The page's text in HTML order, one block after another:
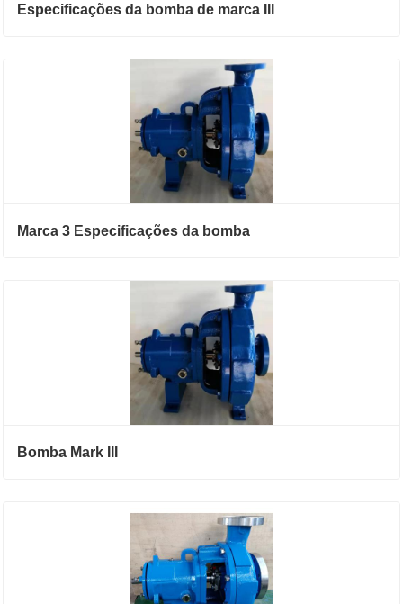
Especificações da bomba de marca III
Marca 3 Especificações da bomba
Bomba Mark III